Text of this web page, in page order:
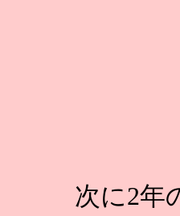
次に2年